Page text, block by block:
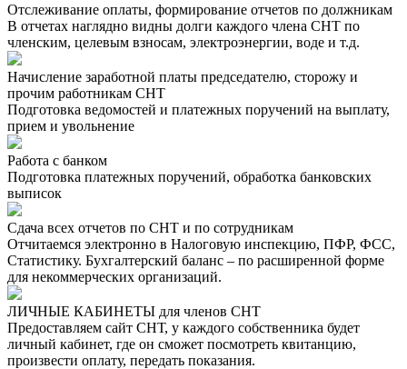
Отслеживание оплаты, формирование отчетов по должникам
В отчетах наглядно видны долги каждого члена СНТ по
членским, целевым взносам, электроэнергии, воде и т.д.
Начисление заработной платы председателю, сторожу и
прочим работникам СНТ
Подготовка ведомостей и платежных поручений на выплату,
прием и увольнение
Работа с банком
Подготовка платежных поручений, обработка банковских
выписок
Сдача всех отчетов по СНТ и по сотрудникам
Отчитаемся электронно в Налоговую инспекцию, ПФР, ФСС,
Статистику. Бухгалтерский баланс – по расширенной форме
для некоммерческих организаций.
ЛИЧНЫЕ КАБИНЕТЫ для членов СНТ
Предоставляем сайт СНТ, у каждого собственника будет
личный кабинет, где он сможет посмотреть квитанцию,
произвести оплату, передать показания.